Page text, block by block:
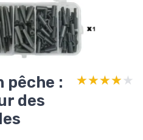
pêche :
des
★★★★★
★★★★★